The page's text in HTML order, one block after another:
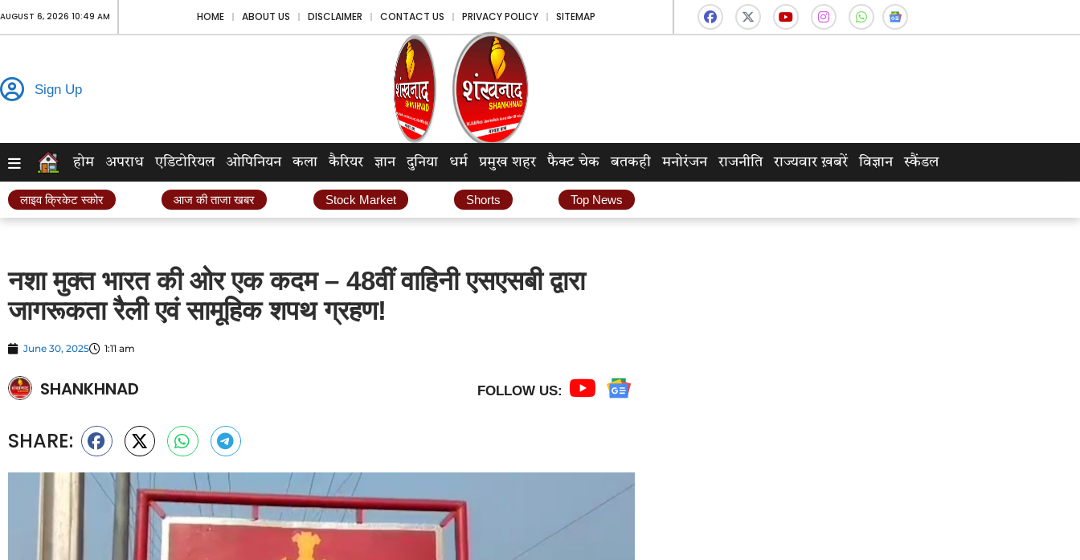
AUGUST 6, 2026 10:49 AM HOME ABOUT US DISCLAIMER CONTACT US PRIVACY POLICY SITEMAP
Sign Up
होम अपराध एडिटोरियल ओपिनियन कला कैरियर ज्ञान दुनिया धर्म प्रमुख शहर फैक्ट चेक बतकही मनोरंजन राजनीति राज्यवार ख़बरें विज्ञान स्कैंडल
लाइव क्रिकेट स्कोर आज की ताजा खबर Stock Market Shorts Top News
नशा मुक्त भारत की ओर एक कदम – 48वीं वाहिनी एसएसबी द्वारा
जागरूकता रैली एवं सामूहिक शपथ ग्रहण!
June 30, 2025 1:11 am
SHANKHNAD FOLLOW US:
SHARE: